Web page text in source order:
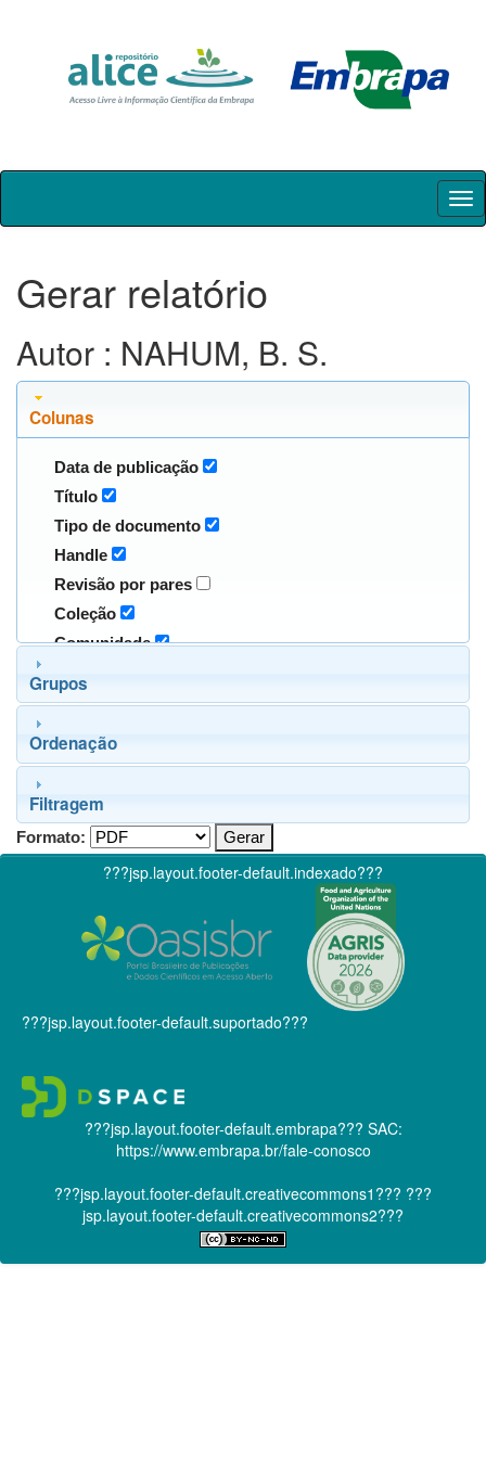
Skip
Gerar relatório
Autor : NAHUM, B. S.
Colunas
Data de publicação
Título
Tipo de documento
Handle
Revisão por pares
Coleção
Comunidade
Grupos
Ordenação
Filtragem
Formato:
???jsp.layout.footer-default.indexado???
???jsp.layout.footer-default.suportado???
???jsp.layout.footer-default.embrapa??? SAC:
https://www.embrapa.br/fale-conosco
???jsp.layout.footer-default.creativecommons1??? ???
jsp.layout.footer-default.creativecommons2???